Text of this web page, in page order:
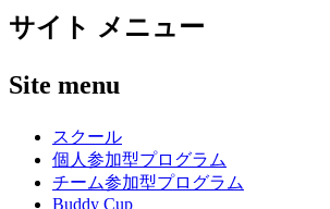
サイト メニュー
Site menu
スクール
個人参加型プログラム
チーム参加型プログラム
Buddy Cup